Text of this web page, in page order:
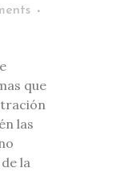
que
las
la